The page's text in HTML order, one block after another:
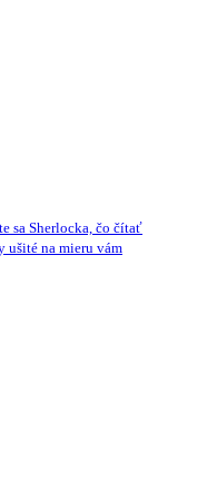
sa Sherlocka, čo čítať
ušité na mieru vám